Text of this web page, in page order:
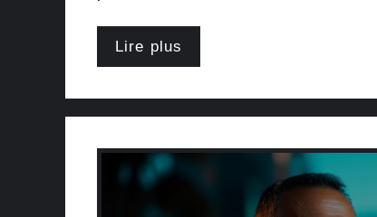
Lire plus